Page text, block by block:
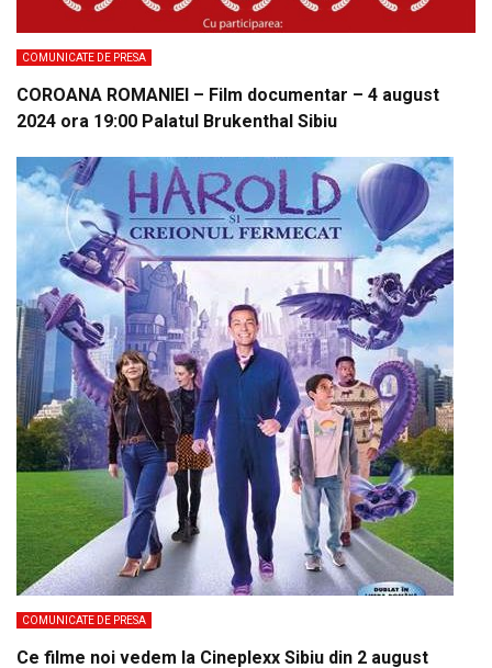
COMUNICATE DE PRESA
COROANA ROMANIEI – Film documentar – 4 august
2024 ora 19:00 Palatul Brukenthal Sibiu
COMUNICATE DE PRESA
Ce filme noi vedem la Cineplexx Sibiu din 2 august